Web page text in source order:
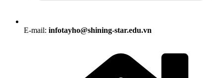
E-mail: infotayho@shining-star.edu.vn